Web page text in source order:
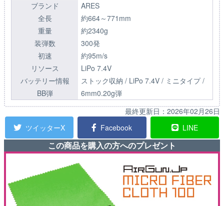
ブランド
ARES
全長
約664～771mm
重量
約2340g
装弾数
300発
初速
約95m/s
リソース
LiPo 7.4V
バッテリー情報
ストック収納 / LiPo 7.4V / ミニタイプ /
BB弾
6mm0.20g弾
最終更新日： 2026年02月26日
ツイッターX
Facebook LINE
この商品を購入の方へのプレゼント